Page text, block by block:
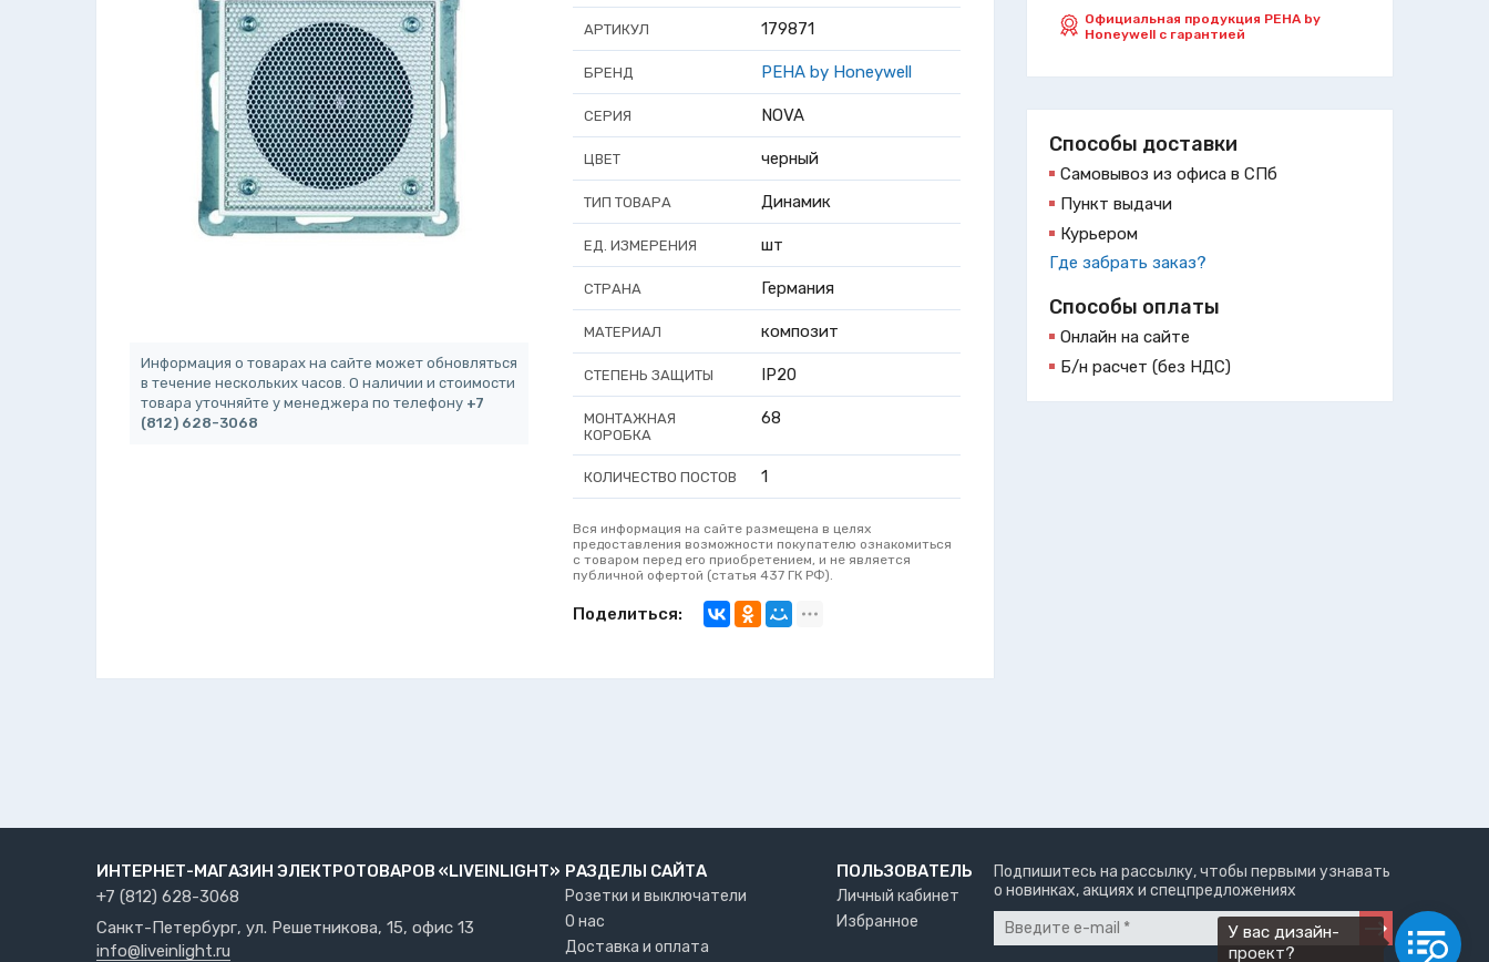
Официальная продукция PEHA by
Honeywell с гарантией
Способы доставки
Самовывоз из офиса в СПб
Пункт выдачи
Курьером
Где забрать заказ?
Способы оплаты
Онлайн на сайте
Б/н расчет (без НДС)
Информация о товарах на сайте может обновляться
в течение нескольких часов. О наличии и стоимости
товара уточняйте у менеджера по телефону +7
(812) 628-3068
АРТИКУЛ 179871
БРЕНД PEHA by Honeywell
СЕРИЯ NOVA
ЦВЕТ черный
ТИП ТОВАРА Динамик
ЕД. ИЗМЕРЕНИЯ шт
СТРАНА Германия
МАТЕРИАЛ композит
СТЕПЕНЬ ЗАЩИТЫ IP20
МОНТАЖНАЯ
КОРОБКА
68
КОЛИЧЕСТВО ПОСТОВ 1
Вся информация на сайте размещена в целях
предоставления возможности покупателю ознакомиться
с товаром перед его приобретением, и не является
публичной офертой (статья 437 ГК РФ).
Поделиться:
ИНТЕРНЕТ-МАГАЗИН ЭЛЕКТРОТОВАРОВ «LIVEINLIGHT»
+7 (812) 628-3068
Санкт-Петербург, ул. Решетникова, 15, офис 13
info@liveinlight.ru
РАЗДЕЛЫ САЙТА
Розетки и выключатели
О нас
Доставка и оплата
ПОЛЬЗОВАТЕЛЬ
Личный кабинет
Избранное
Подпишитесь на рассылку, чтобы первыми узнавать
о новинках, акциях и спецпредложениях
У вас дизайн-
проект?